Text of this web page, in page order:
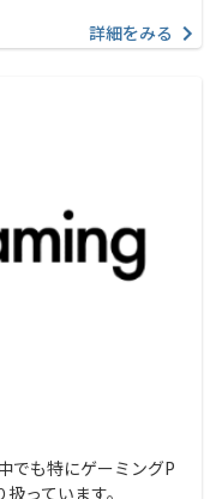
詳細をみる
でも特にゲーミングP
っています。